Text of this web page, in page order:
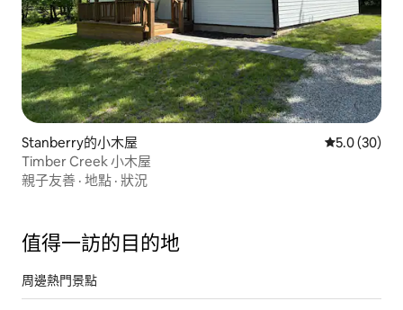
Stanberry的小木屋 從 30 則評
5.0 (30)
Timber Creek 小木屋
親子友善 · 地點 · 狀況
值得一訪的目的地
周邊熱門景點